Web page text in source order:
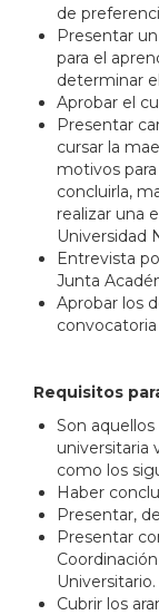
de
Presentar
para el
determinar
Aprobar el
Presentar
cursar la
motivos
concluirla,
realizar una
Universidad
Entrevista
Junta
Aprobar los
Requisitos
Son
universitaria
como los
Haber
Presentar,
Presentar
Universitario.
Cubrir los